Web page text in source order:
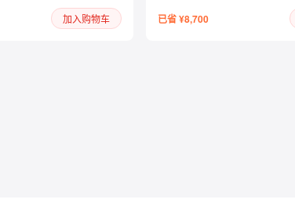
加入购物车 已省 ¥8,700